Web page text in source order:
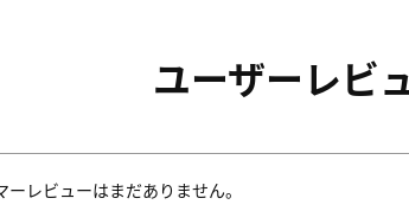
ユーザーレビ
レビューはまだありません。